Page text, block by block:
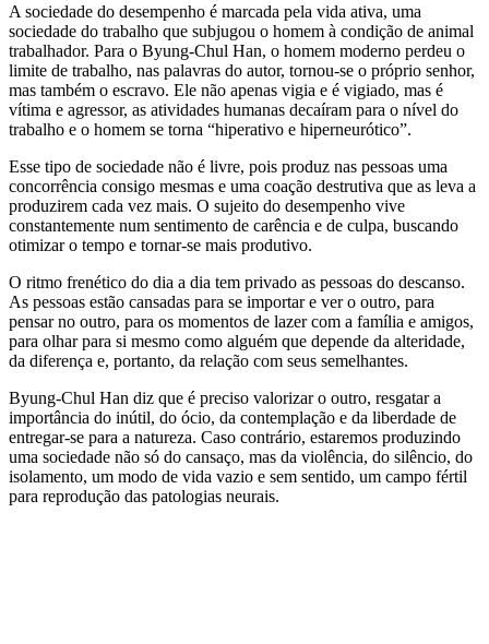
A sociedade do desempenho é marcada pela vida ativa, uma
sociedade do trabalho que subjugou o homem à condição de animal
trabalhador. Para o Byung-Chul Han, o homem moderno perdeu o
limite de trabalho, nas palavras do autor, tornou-se o próprio senhor,
mas também o escravo. Ele não apenas vigia e é vigiado, mas é
vítima e agressor, as atividades humanas decaíram para o nível do
trabalho e o homem se torna “hiperativo e hiperneurótico”.
Esse tipo de sociedade não é livre, pois produz nas pessoas uma
concorrência consigo mesmas e uma coação destrutiva que as leva a
produzirem cada vez mais. O sujeito do desempenho vive
constantemente num sentimento de carência e de culpa, buscando
otimizar o tempo e tornar-se mais produtivo.
O ritmo frenético do dia a dia tem privado as pessoas do descanso.
As pessoas estão cansadas para se importar e ver o outro, para
pensar no outro, para os momentos de lazer com a família e amigos,
para olhar para si mesmo como alguém que depende da alteridade,
da diferença e, portanto, da relação com seus semelhantes.
Byung-Chul Han diz que é preciso valorizar o outro, resgatar a
importância do inútil, do ócio, da contemplação e da liberdade de
entregar-se para a natureza. Caso contrário, estaremos produzindo
uma sociedade não só do cansaço, mas da violência, do silêncio, do
isolamento, um modo de vida vazio e sem sentido, um campo fértil
para reprodução das patologias neurais.